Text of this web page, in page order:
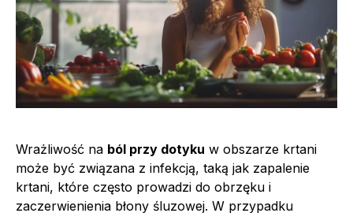
Wrażliwość na ból przy dotyku w obszarze krtani
może być związana z infekcją, taką jak zapalenie
krtani, które często prowadzi do obrzęku i
zaczerwienienia błony śluzowej. W przypadku